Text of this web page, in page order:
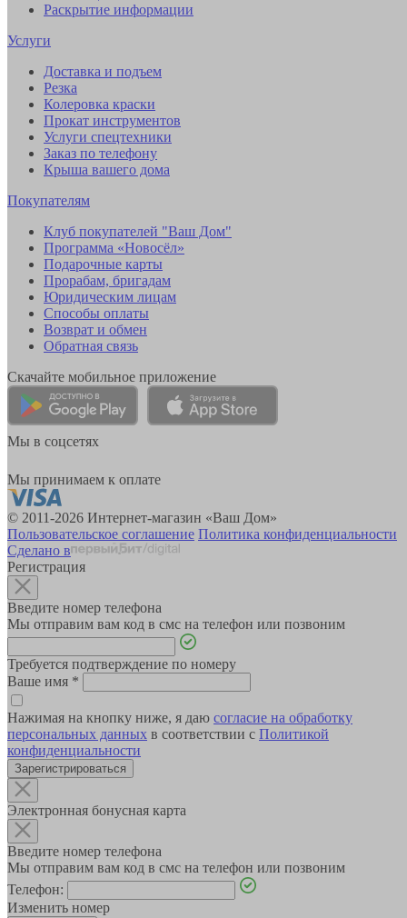
Раскрытие информации
Услуги
Доставка и подъем
Резка
Колеровка краски
Прокат инструментов
Услуги спецтехники
Заказ по телефону
Крыша вашего дома
Покупателям
Клуб покупателей "Ваш Дом"
Программа «Новосёл»
Подарочные карты
Прорабам, бригадам
Юридическим лицам
Способы оплаты
Возврат и обмен
Обратная связь
Скачайте мобильное приложение
Мы в соцсетях
Мы принимаем к оплате
© 2011-2026 Интернет-магазин «Ваш Дом»
Пользовательское соглашение Политика конфиденциальности
Сделано в
Регистрация
Введите номер телефона
Мы отправим вам код в смс на телефон или позвоним
Требуется подтверждение по номеру
Ваше имя *
Нажимая на кнопку ниже, я даю согласие на обработку
персональных данных в соответствии с Политикой
конфиденциальности
Зарегистрироваться
Электронная бонусная карта
Введите номер телефона
Мы отправим вам код в смс на телефон или позвоним
Телефон:
Изменить номер